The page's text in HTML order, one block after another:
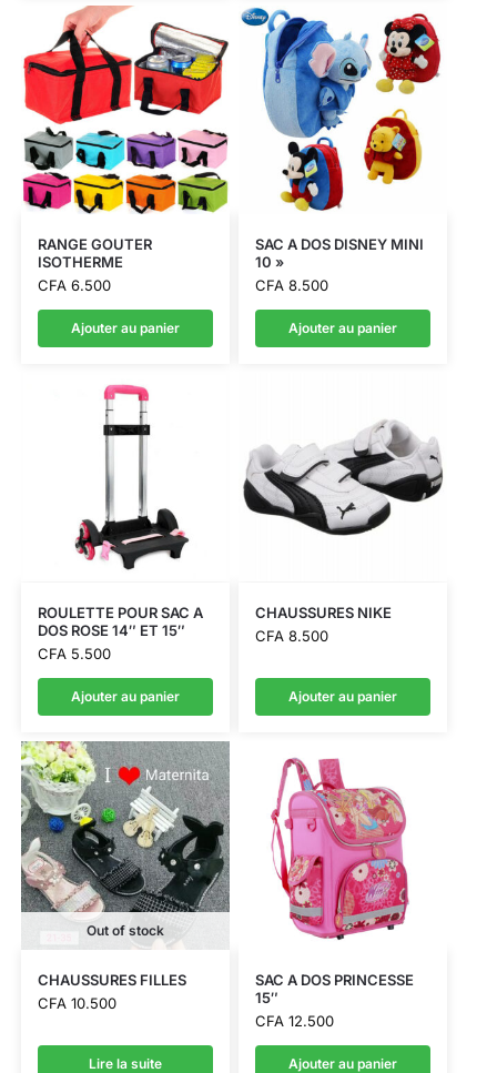
RANGE GOUTER
ISOTHERME
CFA6.500
Ajouter au panier
SAC A DOS DISNEY MINI
10 »
CFA8.500
Ajouter au panier
ROULETTE POUR SAC A
DOS ROSE 14″ ET 15″
CFA5.500
Ajouter au panier
CHAUSSURES NIKE
CFA8.500
Ajouter au panier
Out of stock
CHAUSSURES FILLES
CFA10.500
Lire la suite
SAC A DOS PRINCESSE
15″
CFA12.500
Ajouter au panier